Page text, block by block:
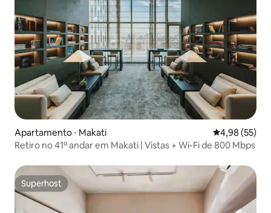
Apartamento ⋅ Makati 4,98 de uma
4,98 (55)
Retiro no 41º andar em Makati | Vistas + Wi-Fi de 800 Mbps
Superhost
Superhost